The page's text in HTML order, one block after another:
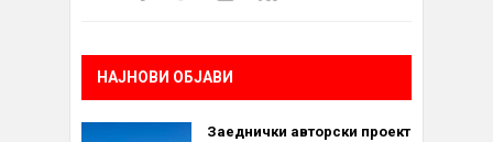
НАЈНОВИ ОБЈАВИ
Заеднички авторски проект